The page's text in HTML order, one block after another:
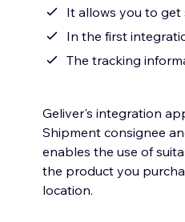
It allows you to
In the first
The tracking
Geliver's integration
Shipment consignee
enables the use of
the product you
location.